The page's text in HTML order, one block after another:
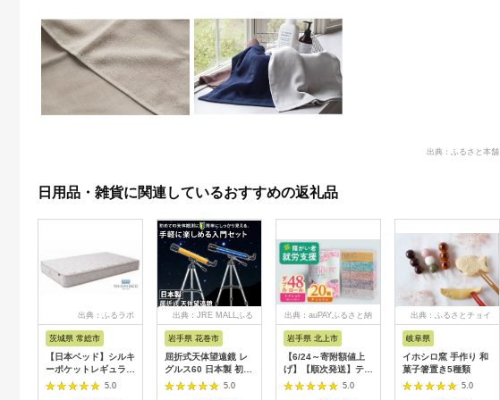
出典：ふるさと本舗
日用品・雑貨に関連しているおすすめの返礼品
出典：ふるラボ
茨城県 常総市
【日本ベッド】シルキ
ーポケットレギュラー
11334 シングル 日本
ベッド シルキーポケ
5.0
出典：JRE MALLふる
岩手県 花巻市
屈折式天体望遠鏡 レ
グルス60 日本製 初心
者用 スマホ撮影 (カラ
ー：オレンジ）
5.0
出典：auPAYふるさと納
岩手県 北上市
【6/24～寄附額値上
げ】【順次発送】ティ
ッシュペーパー 20箱
＆ トイレットロール
5.0
出典：ふるさとチョイ
岐阜県
イホシロ窯 手作り 和
菓子箸置き5種類
5.0